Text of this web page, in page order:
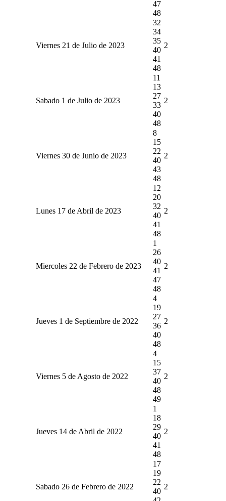
47
48
Viernes 21 de Julio de 2023
32
34
35
40
41
48
2
Sabado 1 de Julio de 2023
11
13
27
33
40
48
2
Viernes 30 de Junio de 2023
8
15
22
40
43
48
2
Lunes 17 de Abril de 2023
12
20
32
40
41
48
2
Miercoles 22 de Febrero de 2023
1
26
40
41
47
48
2
Jueves 1 de Septiembre de 2022
4
19
27
36
40
48
2
Viernes 5 de Agosto de 2022
4
15
37
40
48
49
2
Jueves 14 de Abril de 2022
1
18
29
40
41
48
2
Sabado 26 de Febrero de 2022
17
19
22
40
2